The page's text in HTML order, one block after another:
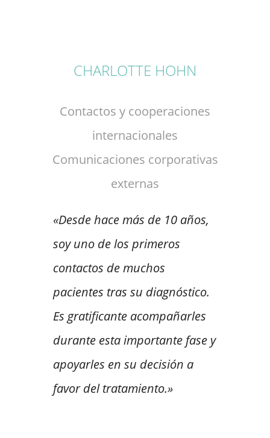
CHARLOTTE HOHN
Contactos y cooperaciones
internacionales
Comunicaciones corporativas
externas
«Desde hace más de 10 años,
soy uno de los primeros
contactos de muchos
pacientes tras su diagnóstico.
Es gratificante acompañarles
durante esta importante fase y
apoyarles en su decisión a
favor del tratamiento.»